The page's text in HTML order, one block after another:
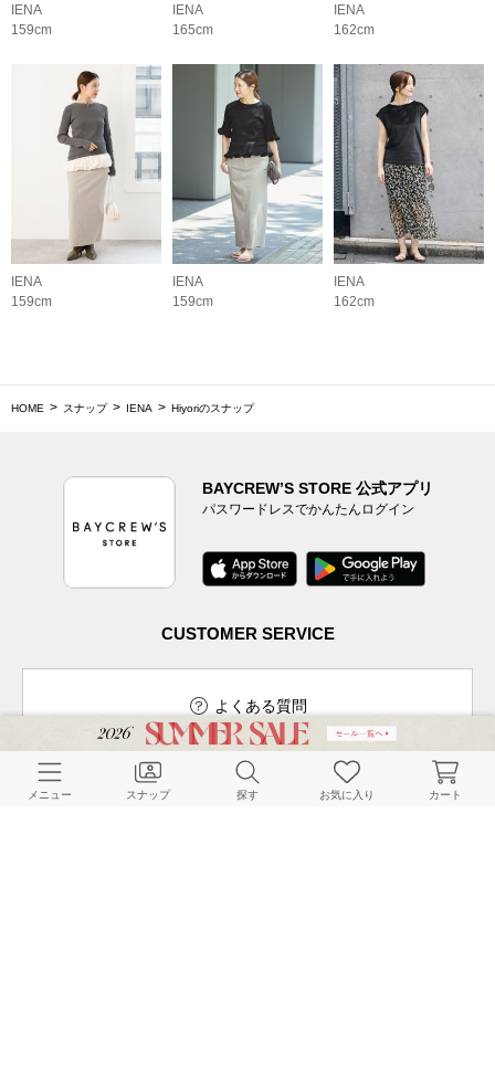
IENA
159cm
IENA
165cm
IENA
162cm
IENA
159cm
IENA
159cm
IENA
162cm
HOME スナップ IENA Hiyoriのスナップ
BAYCREW’S STORE 公式アプリ
パスワードレスでかんたんログイン
CUSTOMER SERVICE
よくある質問
メニュー スナップ 探す お気に入り カート